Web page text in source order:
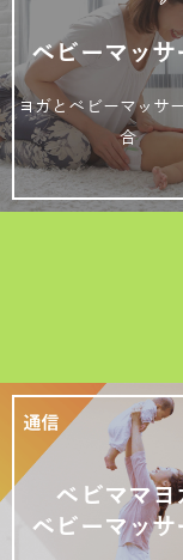
ベビーマッサ
ヨガとベビーマッサ
合
ベビママヨ
ベビーマッサ